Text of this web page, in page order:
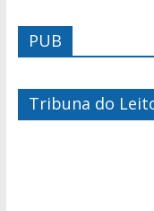
PUB
Tribuna do